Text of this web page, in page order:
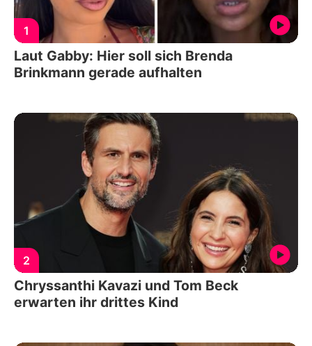
1
Laut Gabby: Hier soll sich Brenda
Brinkmann gerade aufhalten
2
Chryssanthi Kavazi und Tom Beck
erwarten ihr drittes Kind